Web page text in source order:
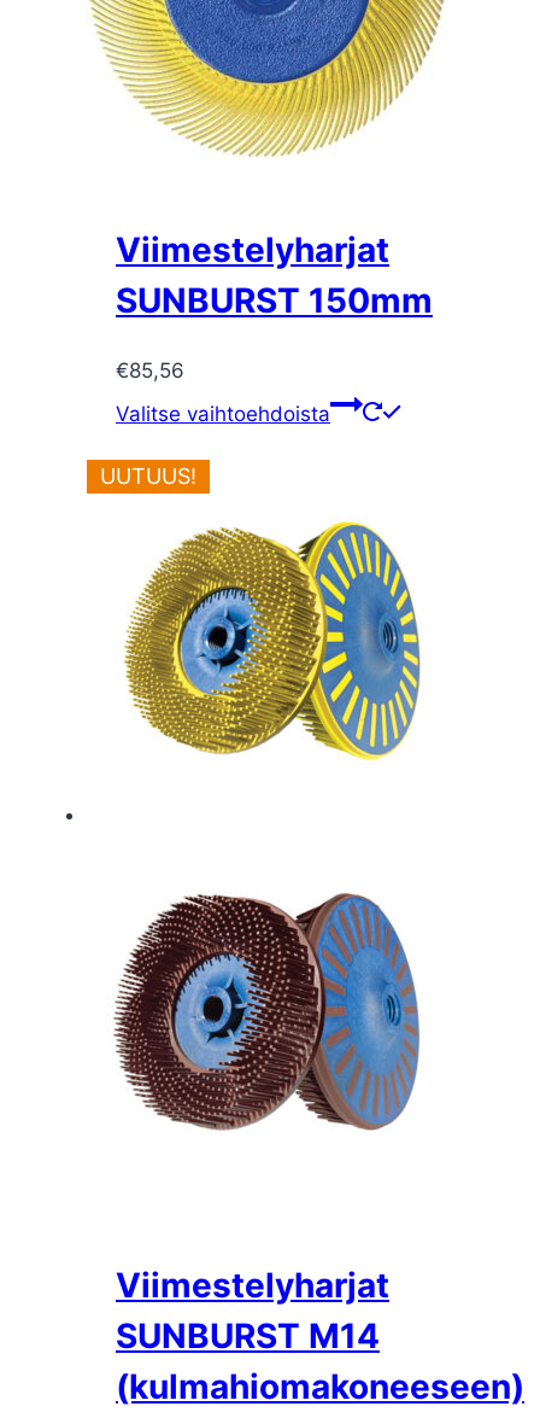
Viimestelyharjat
SUNBURST 150mm
€85,56
Valitse vaihtoehdoista
Tällä
Voit
tehdä
valinnat
tuotteen
sivulla.
UUTUUS!
Viimestelyharjat
SUNBURST M14
(kulmahiomakoneeseen)